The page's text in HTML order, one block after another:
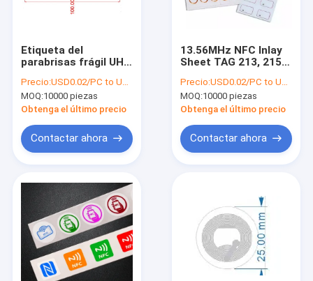
Viaje de la fábrica
Pida una cita
Etiquetas de etiqueta RFID
Etiqueta de inserción de RFID
Etiqueta de conexión RFID
Etiqueta de cuidado RFID
Etiqueta del
parabrisas frágil UHF
etiqueta del
parabrisas UHF para
la gestión de
RFID UHF
Precio:USD0.02/PC to USD0.05/PC
MOQ:10000 piezas
Obtenga el último precio
Contactar ahora
13.56MHz NFC Inlay
Sheet TAG 213, 215
seca RFID Hojas de
PVC para tarjetas
Precio:USD0.02/PC to USD0.05/PC
MOQ:10000 piezas
Obtenga el último precio
Contactar ahora